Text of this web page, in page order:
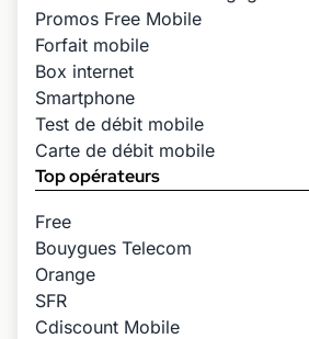
Promos Free Mobile
Forfait mobile
Box internet
Smartphone
Test de débit mobile
Carte de débit mobile
Top opérateurs
Free
Bouygues Telecom
Orange
SFR
Cdiscount Mobile